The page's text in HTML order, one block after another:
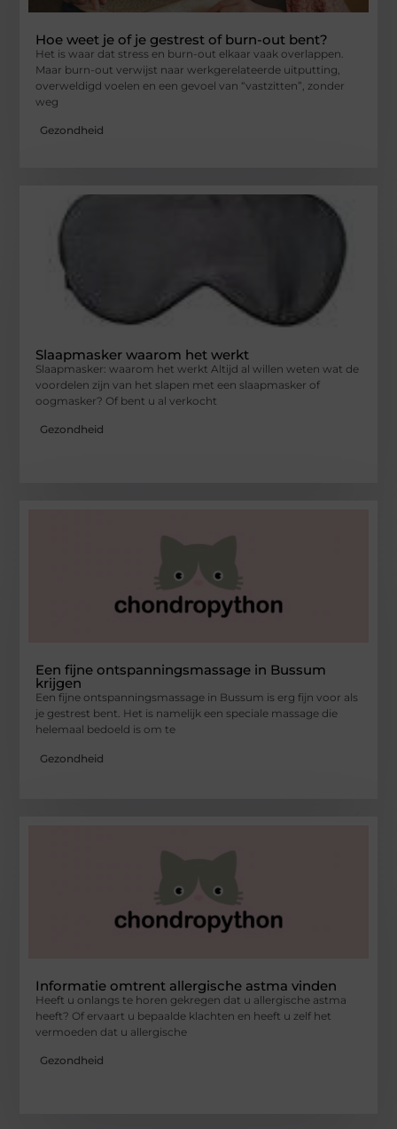
Hoe weet je of je gestrest of burn-out bent?
Het is waar dat stress en burn-out elkaar vaak overlappen.
Maar burn-out verwijst naar werkgerelateerde uitputting,
overweldigd voelen en een gevoel van “vastzitten”, zonder
weg
Gezondheid
Slaapmasker waarom het werkt
Slaapmasker: waarom het werkt Altijd al willen weten wat de
voordelen zijn van het slapen met een slaapmasker of
oogmasker? Of bent u al verkocht
Gezondheid
Een fijne ontspanningsmassage in Bussum
krijgen
Een fijne ontspanningsmassage in Bussum is erg fijn voor als
je gestrest bent. Het is namelijk een speciale massage die
helemaal bedoeld is om te
Gezondheid
Informatie omtrent allergische astma vinden
Heeft u onlangs te horen gekregen dat u allergische astma
heeft? Of ervaart u bepaalde klachten en heeft u zelf het
vermoeden dat u allergische
Gezondheid